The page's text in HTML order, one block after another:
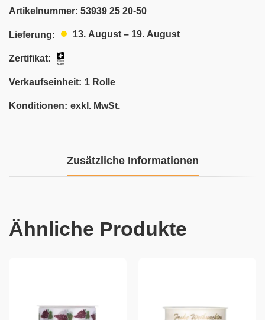
Artikelnummer: 53939 25 20-50
Lieferung: 13. August – 19. August
Zertifikat:
Verkaufseinheit: 1 Rolle
Konditionen: exkl. MwSt.
Zusätzliche Informationen
Ähnliche Produkte